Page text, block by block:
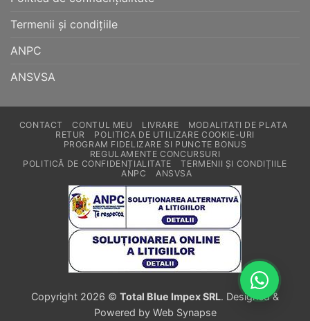
Termenii și condițiile
ANPC
ANSVSA
CONTACT CONTUL MEU LIVRARE
MODALITATI DE PLATA
RETUR
POLITICA DE UTILIZARE COOKIE-URI
PROGRAM FIDELIZARE SI PUNCTE BONUS
REGULAMENTE CONCURSURI
POLITICĂ DE CONFIDENȚIALITATE
TERMENII ȘI CONDIȚIILE
ANPC
ANSVSA
Copyright 2026 © Total Blue Impex SRL. Designed &
Powered by Web Synapse